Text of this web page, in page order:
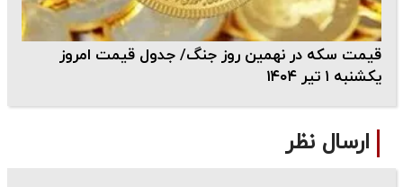
قیمت سکه در نهمین روز جنگ/ جدول قیمت امروز
یکشنبه ۱ تیر ۱۴۰۴
ارسال نظر